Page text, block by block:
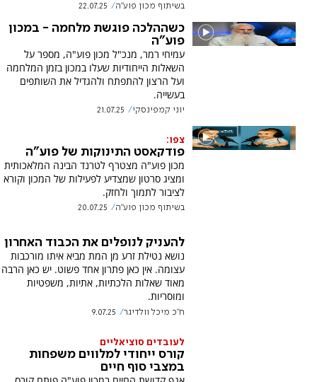
בשיתוף מכון פוע"ה 22.07.25
כשההלכה פוגשת מלחמה - במכון
פוע"ה
עמיחי רמר, מנכ"ל מכון פוע"ה, מספר על
השאלות הייחודיות שעלו במכון בזמן המלחמה
ועל הרצון להתפתח ולהגדיל את השותפים
בעשייה.
יוני קמפינסקי 21.07.25
צפו:
פודקאסט התינוקות של פוע"ה
מכון פוע"ה מצטרף לטרנד הבינה המלאכותית
ומציג סרטון שמצדיע לפעילות של המכון וקורא
לציבור לתמוך ולחזק.
בשיתוף מכון פוע"ה 20.07.25
להעניק לנופלים את הכבוד האחרון
נושא נטילת זרע מן המת מביא איתו מורכבות
עצומה. אין כאן פתרון אחד פשוט. יש כאן הרבה
מאוד שאלות הלכתיות, אתיות, משפטיות
ומוסריות.
ח"כ מיכל וולדיגר 9.07.25
לעובדים סוציאליים
קורס ייחודי למלווים משפחות
במצבי סוף חיים